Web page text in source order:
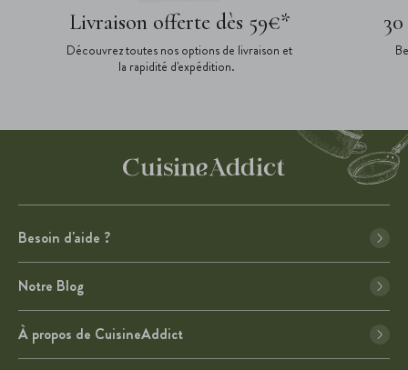
Livraison offerte dès 59€*
Découvrez toutes nos options de livraison et
la rapidité d'expédition.
Besoin d'aide ?
Notre Blog
À propos de CuisineAddict